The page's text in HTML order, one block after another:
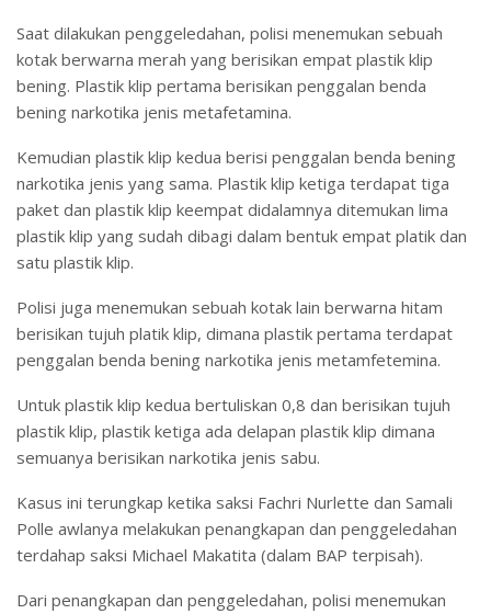
Saat dilakukan penggeledahan, polisi menemukan sebuah
kotak berwarna merah yang berisikan empat plastik klip
bening. Plastik klip pertama berisikan penggalan benda
bening narkotika jenis metafetamina.
Kemudian plastik klip kedua berisi penggalan benda bening
narkotika jenis yang sama. Plastik klip ketiga terdapat tiga
paket dan plastik klip keempat didalamnya ditemukan lima
plastik klip yang sudah dibagi dalam bentuk empat platik dan
satu plastik klip.
Polisi juga menemukan sebuah kotak lain berwarna hitam
berisikan tujuh platik klip, dimana plastik pertama terdapat
penggalan benda bening narkotika jenis metamfetemina.
Untuk plastik klip kedua bertuliskan 0,8 dan berisikan tujuh
plastik klip, plastik ketiga ada delapan plastik klip dimana
semuanya berisikan narkotika jenis sabu.
Kasus ini terungkap ketika saksi Fachri Nurlette dan Samali
Polle awlanya melakukan penangkapan dan penggeledahan
terdahap saksi Michael Makatita (dalam BAP terpisah).
Dari penangkapan dan penggeledahan, polisi menemukan